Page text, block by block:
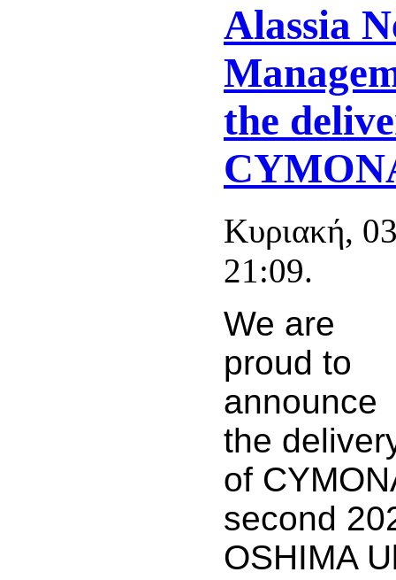
Alassia
the
Κυριακή,
21:09.
We are
proud to
announce
the
of
second
OSHIMA